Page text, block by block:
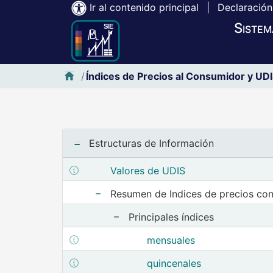
Ir al contenido principal
Inicio SIE-Banxico
Índices de Precios al Consumidor y
Estructuras de Información
Valores de UDIS
Mostrar elementos de
Resumen de Indices de precios
Principales índices
mensuales
quincenales